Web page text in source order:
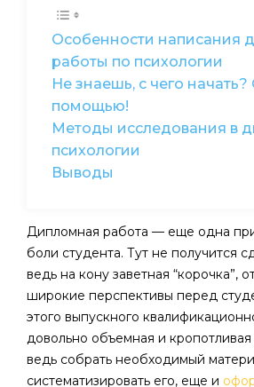
Особенности написания
работы по психологии
Не знаешь, с чего
помощью!
Методы исследования в
психологии
Выводы
Дипломная работа — еще одна
боли студента. Тут не получится
ведь на кону заветная “корочка”,
широкие перспективы перед
этого выпускного
довольно объемная и
ведь собрать необходимый
систематизировать его, еще и